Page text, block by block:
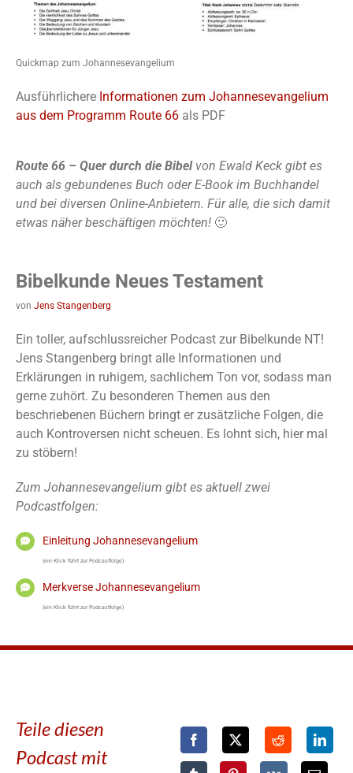
Quickmap zum Johannesevangelium
Ausführlichere Informationen zum Johannesevangelium
aus dem Programm Route 66 als PDF
Route 66 – Quer durch die Bibel von Ewald Keck gibt es
auch als gebundenes Buch oder E-Book im Buchhandel
und bei diversen Online-Anbietern. Für alle, die sich damit
etwas näher beschäftigen möchten! 🙂
Bibelkunde Neues Testament
von Jens Stangenberg
Ein toller, aufschlussreicher Podcast zur Bibelkunde NT!
Jens Stangenberg bringt alle Informationen und
Erklärungen in ruhigem, sachlichem Ton vor, sodass man
gerne zuhört. Zu besonderen Themen aus den
beschriebenen Büchern bringt er zusätzliche Folgen, die
auch Kontroversen nicht scheuen. Es lohnt sich, hier mal
zu stöbern!
Zum Johannesevangelium gibt es aktuell zwei
Podcastfolgen:
Einleitung Johannesevangelium
(ein Klick führt zur Podcastfolge)
Merkverse Johannesevangelium
(ein Klick führt zur Podcastfolge)
Teile diesen
Podcast mit